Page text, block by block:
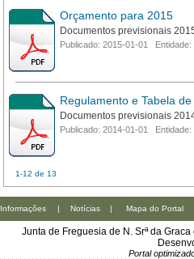
Orçamento para 2015
Documentos previsionais
Publicado: 2015-01-01
Regulamento e Tabela
Documentos previsionais
Publicado: 2014-01-01
1-12 de 13
Informações | Notícias | Mapa do Portal
Junta de Freguesia de N. Srª da
Portal